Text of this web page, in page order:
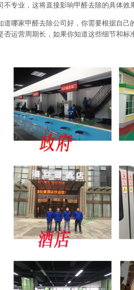
不专业，这将直接影响甲醛去除的具体效
家甲醛去除公司好，你需要根据自己
否运营周期长，如果你知道这些细节和